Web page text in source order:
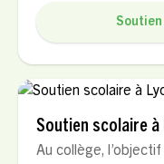
Soutien scolaire
Au collège,